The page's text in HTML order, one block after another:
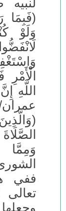
(فَبِمَا
وَلَوْ
اللَّهِ
الشورى/
ففي